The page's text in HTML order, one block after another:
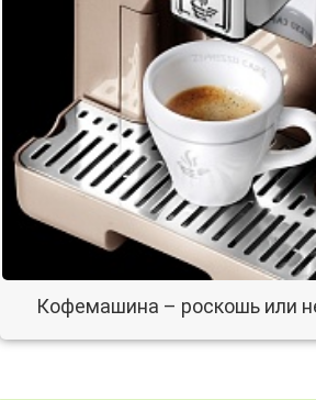
Кофемашина – роскошь или